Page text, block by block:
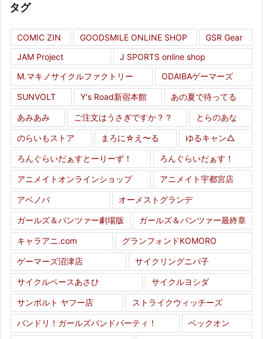
タグ
COMIC ZIN GOODSMILE ONLINE SHOP
GSR Gear
JAM Project
J SPORTS online shop
M.マキノサイクルファクトリー
ODAIBAゲーマーズ
SUNVOLT Y's Road新宿本館 あの夏で待ってる
あみあみ ご注文はうさぎですか？？ とらのあな
のらいもストア まろに☆え〜る ゆるキャン△
ろんぐらいだぁすとーりーず！ ろんぐらいだぁす！
アニメイトオンラインショップ アニメイト宇都宮店
アベノバ オーメストグランデ
ガールズ＆パンツァー劇場版 ガールズ＆パンツァー最終章
キャラアニ.com グランフォンドKOMORO
ゲーマーズ沼津店 サイクリングニパ子
サイクルベースあさひ サイクルヨシダ
サンボルト ヤフー店 ストライクウィッチーズ
バンドリ！ガールズバンドパーティ！ ベックオン